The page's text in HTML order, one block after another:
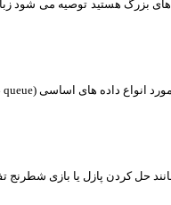
حل کردن پازل یا بازی